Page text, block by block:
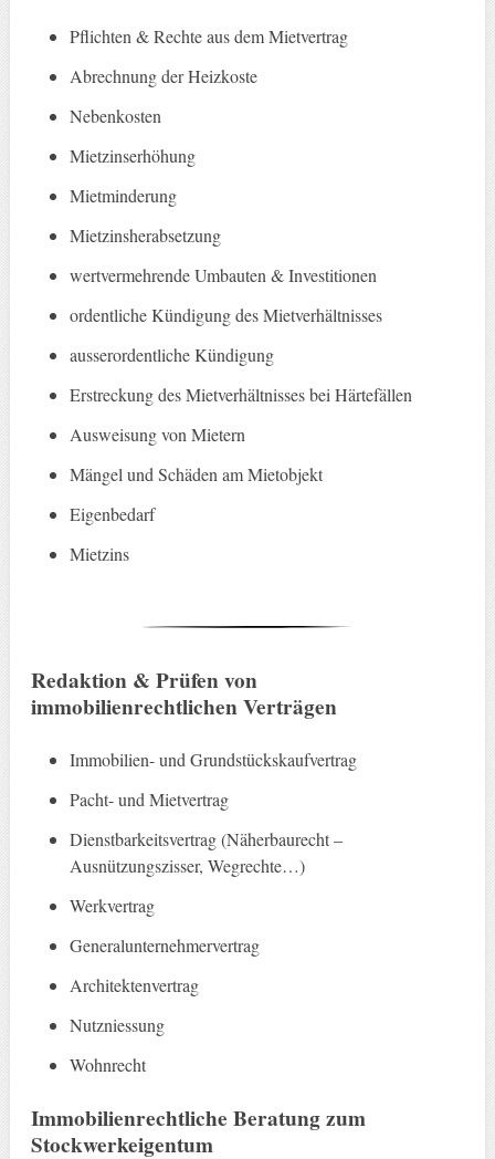
Pflichten & Rechte aus dem Mietvertrag
Abrechnung der Heizkoste
Nebenkosten
Mietzinserhöhung
Mietminderung
Mietzinsherabsetzung
wertvermehrende Umbauten & Investitionen
ordentliche Kündigung des Mietverhältnisses
ausserordentliche Kündigung
Erstreckung des Mietverhältnisses bei Härtefällen
Ausweisung von Mietern
Mängel und Schäden am Mietobjekt
Eigenbedarf
Mietzins
Redaktion & Prüfen von
immobilienrechtlichen Verträgen
Immobilien- und Grundstückskaufvertrag
Pacht- und Mietvertrag
Dienstbarkeitsvertrag (Näherbaurecht –
Ausnützungszisser, Wegrechte…)
Werkvertrag
Generalunternehmervertrag
Architektenvertrag
Nutzniessung
Wohnrecht
Immobilienrechtliche Beratung zum
Stockwerkeigentum